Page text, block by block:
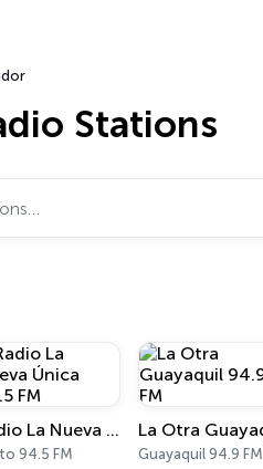
Stations
Radio La Nueva Única 94.5 FM
94.5 FM Guayaquil 94.9 FM